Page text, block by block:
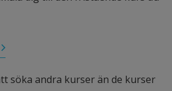
söka andra kurser än de kurser